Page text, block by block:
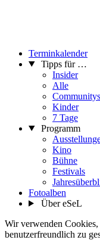
Terminkalender
Tipps für …
Insider
Alle
Communitys
Kinder
7 Tage
Programm
Kino
Bühne
Festivals
Fotoalben
Über eSeL
Wir verwenden
benutzerfreundlich zu